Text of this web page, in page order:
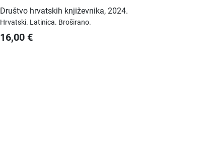
Društvo hrvatskih književnika,2024.
Hrvatski. Latinica. Broširano.
16,00 €